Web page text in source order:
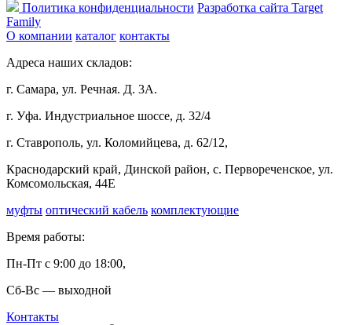
Политика конфиденциальности Разработка сайта Target
Family
О компании каталог контакты
Адреса наших складов:
г. Самара, ул. Речная. Д. 3А.
г. Уфа. Индустриальное шоссе, д. 32/4
г. Ставрополь, ул. Коломийцева, д. 62/12,
Краснодарский край, Динской район, с. Первореченское, ул.
Комсомольская, 44Е
муфты оптический кабель комплектующие
Время работы:
Пн-Пт с 9:00 до 18:00,
Сб-Вс — выходной
Контакты